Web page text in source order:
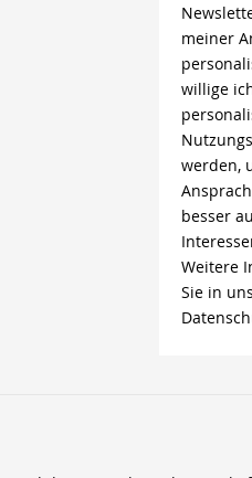
meiner
willige
werden,
besser
Weitere
Sie in